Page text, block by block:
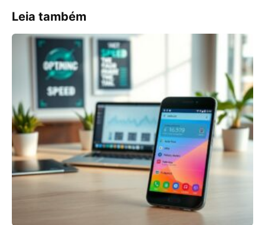
Leia também